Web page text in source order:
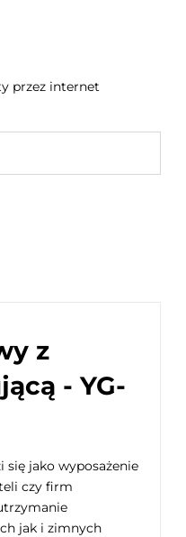
z
- YG-
się jako wyposażenie
czy firm
jak i zimnych